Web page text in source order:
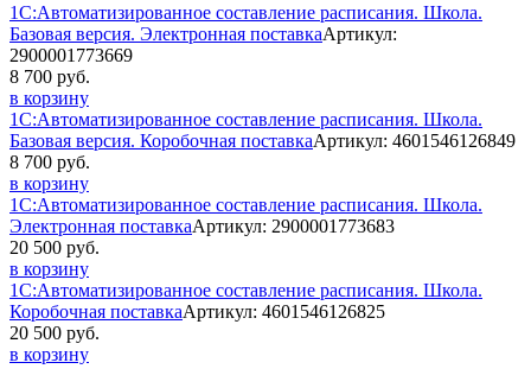
1С:Автоматизированное составление расписания. Школа.
Базовая версия. Электронная поставкаАртикул:
2900001773669
8 700 руб.
в корзину
1С:Автоматизированное составление расписания. Школа.
Базовая версия. Коробочная поставкаАртикул: 4601546126849
8 700 руб.
в корзину
1С:Автоматизированное составление расписания. Школа.
Электронная поставкаАртикул: 2900001773683
20 500 руб.
в корзину
1С:Автоматизированное составление расписания. Школа.
Коробочная поставкаАртикул: 4601546126825
20 500 руб.
в корзину